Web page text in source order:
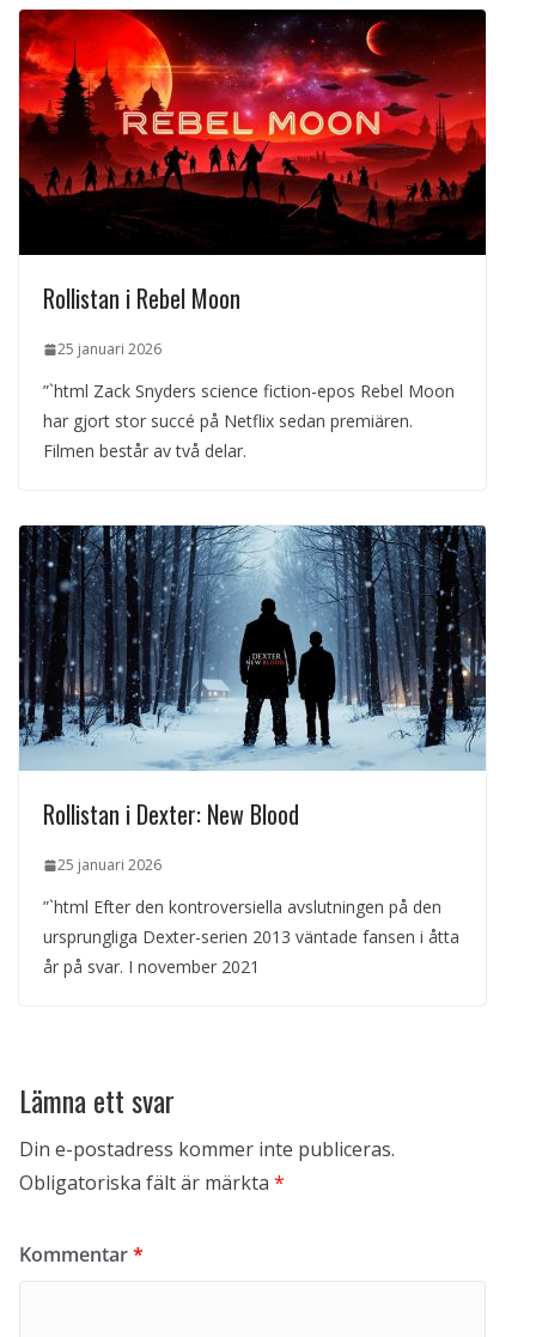
Rollistan i Rebel Moon
25 januari 2026
”`html Zack Snyders science fiction-epos Rebel Moon
har gjort stor succé på Netflix sedan premiären.
Filmen består av två delar.
Rollistan i Dexter: New Blood
25 januari 2026
”`html Efter den kontroversiella avslutningen på den
ursprungliga Dexter-serien 2013 väntade fansen i åtta
år på svar. I november 2021
Lämna ett svar
Din e-postadress kommer inte publiceras.
Obligatoriska fält är märkta *
Kommentar*